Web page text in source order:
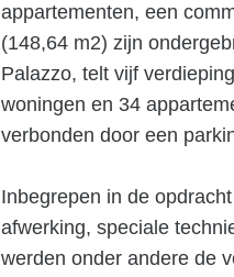
appartementen, een
(148,64 m2) zijn
Palazzo, telt vijf
woningen en 34
verbonden door een
Inbegrepen in de
afwerking, speciale
werden onder andere de